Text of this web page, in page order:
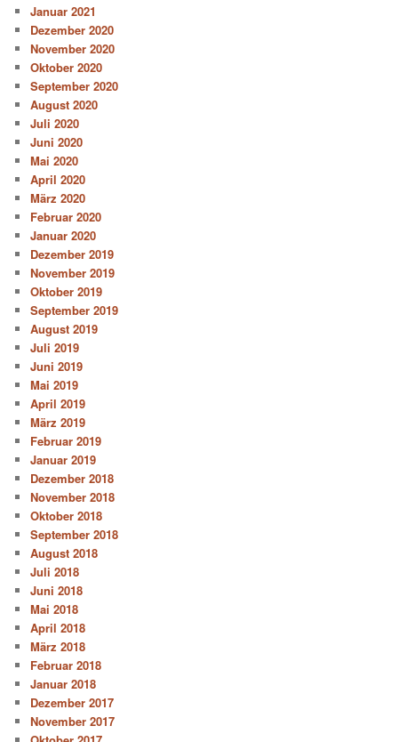
Januar 2021
Dezember 2020
November 2020
Oktober 2020
September 2020
August 2020
Juli 2020
Juni 2020
Mai 2020
April 2020
März 2020
Februar 2020
Januar 2020
Dezember 2019
November 2019
Oktober 2019
September 2019
August 2019
Juli 2019
Juni 2019
Mai 2019
April 2019
März 2019
Februar 2019
Januar 2019
Dezember 2018
November 2018
Oktober 2018
September 2018
August 2018
Juli 2018
Juni 2018
Mai 2018
April 2018
März 2018
Februar 2018
Januar 2018
Dezember 2017
November 2017